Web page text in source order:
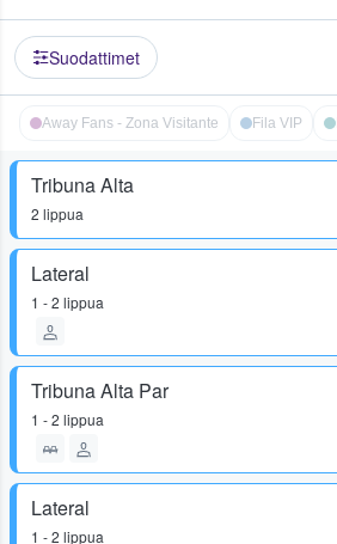
Suodattimet
Away Fans - Zona Visitante Fila VIP
Tribuna Alta
2 lippua
Lateral
1 - 2 lippua
Tribuna Alta Par
1 - 2 lippua
Lateral
1 - 2 lippua